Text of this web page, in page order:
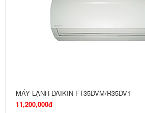
MÁY LẠNH DAIKIN FT35DVM/R35DV1
11,200,000đ